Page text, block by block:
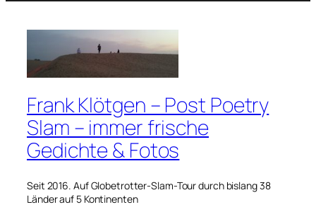
Frank Klötgen – Post Poetry
Slam – immer frische
Gedichte & Fotos
Seit 2016. Auf Globetrotter-Slam-Tour durch bislang 38
Länder auf 5 Kontinenten